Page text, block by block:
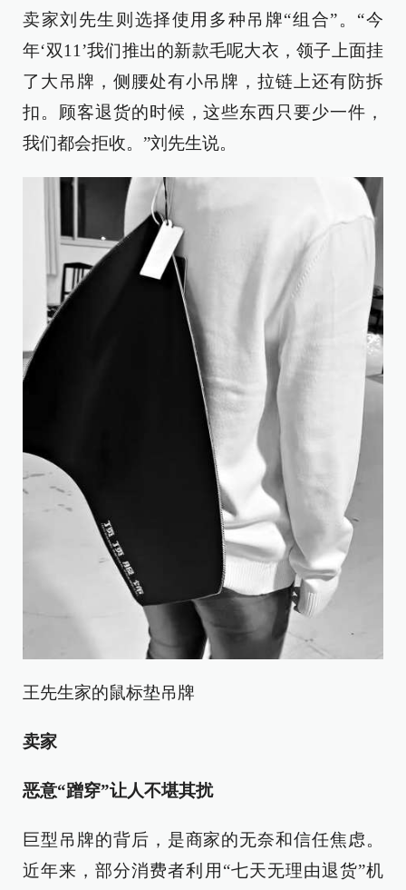
卖家刘先生则选择使用多种吊牌“组合”。“今
年‘双11’我们推出的新款毛呢大衣，领子上面挂
了大吊牌，侧腰处有小吊牌，拉链上还有防拆
扣。顾客退货的时候，这些东西只要少一件，
我们都会拒收。”刘先生说。
王先生家的鼠标垫吊牌
卖家
恶意“蹭穿”让人不堪其扰
巨型吊牌的背后，是商家的无奈和信任焦虑。
近年来，部分消费者利用“七天无理由退货”机